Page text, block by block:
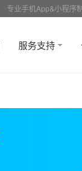
专业手机App&小程序
服务支持